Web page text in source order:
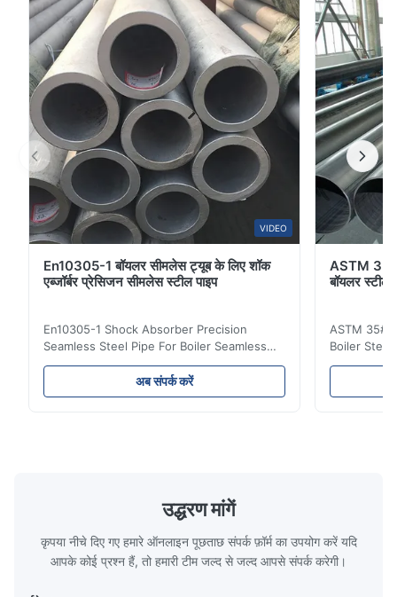
है,मैकेनिकल इंस्ट्रूमेंटेशन और अन्य औद्योगिक पाइपलाइन और मैक...
VIDEO
En10305-1 बॉयलर सीमलेस ट्यूब के लिए शॉक
एब्जॉर्बर प्रेसिजन सीमलेस स्टील पाइप
En10305-1 Shock Absorber Precision
Seamless Steel Pipe For Boiler Seamless
Tube Seamless Precision steel tubes To be
used in hydraulic system, automobile and
precision machinery parts for cars and
14m,5.8m,6m,10m-12m,12m or as
customer's actual requirys Standard JIS
G3466, EN 10219, GB/T 3094-2000,
अब संपर्क करें
ASTM
बॉयलर
ASTM 35#
Boiler Steel
Lehgth Its
Material
Q235,
उद्धरण मांगें
कृपया नीचे दिए गए हमारे ऑनलाइन पूछताछ संपर्क फ़ॉर्म का उपयोग करें यदि
आपके कोई प्रश्न हैं, तो हमारी टीम जल्द से जल्द आपसे संपर्क करेगी।